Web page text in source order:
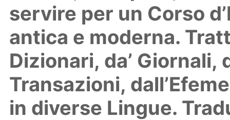
servire per un Corso
antica e moderna.
Dizionari, da’ Giornali,
Transazioni,
in diverse Lingue.